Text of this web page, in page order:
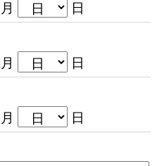
月
日
月
日
月
日